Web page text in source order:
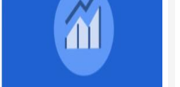
uniapp开发的新车二手车预约系统/新车
售卖/二手车发布/汽车在线租赁/包安装